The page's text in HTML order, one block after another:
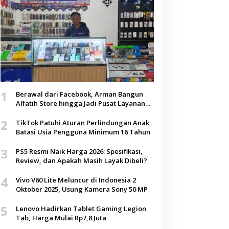
1
Berawal dari Facebook, Arman Bangun
Alfatih Store hingga Jadi Pusat Layanan
2
TikTok Patuhi Aturan Perlindungan Anak,
Batasi Usia Pengguna Minimum 16 Tahun
3
PS5 Resmi Naik Harga 2026: Spesifikasi,
Review, dan Apakah Masih Layak Dibeli?
4
Vivo V60 Lite Meluncur di Indonesia 2
Oktober 2025, Usung Kamera Sony 50 MP
5
Lenovo Hadirkan Tablet Gaming Legion
Tab, Harga Mulai Rp7,8 Juta